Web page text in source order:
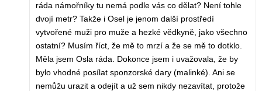
ráda námořníky tu nemá podle vás co dělat? Není tohle
dvojí metr? Takže i Osel je jenom další prostředí
vytvořené muži pro muže a hezké vědkyně, jako všechno
ostatní? Musím říct, že mě to mrzí a že se mě to dotklo.
Měla jsem Osla ráda. Dokonce jsem i uvažovala, že by
bylo vhodné posílat sponzorské dary (malinké). Ani se
nemůžu urazit a odejít a už sem nikdy nezavítat, protože